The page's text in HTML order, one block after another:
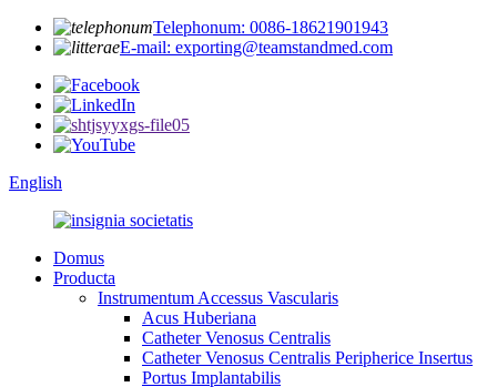
Telephonum: 0086-18621901943
E-mail: exporting@teamstandmed.com
English
Domus
Producta
Instrumentum Accessus Vascularis
Acus Huberiana
Catheter Venosus Centralis
Catheter Venosus Centralis Peripherice Insertus
Portus Implantabilis